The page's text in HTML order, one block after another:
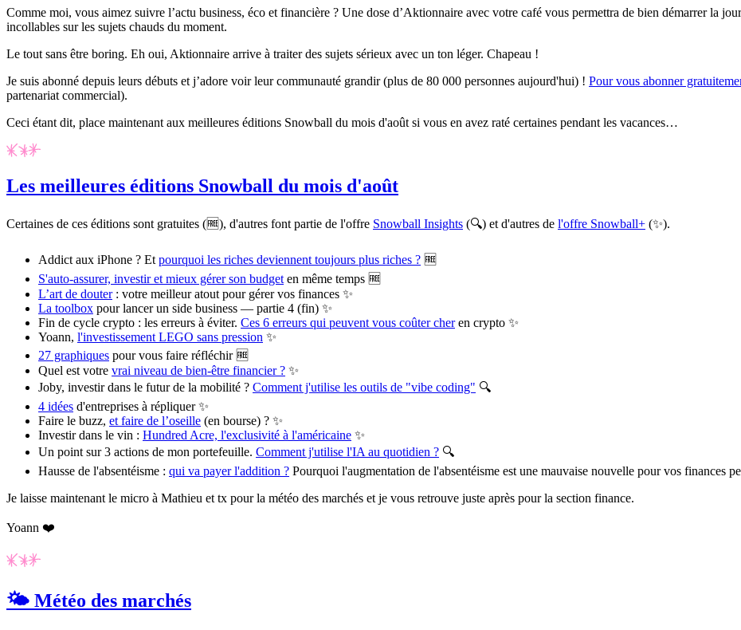
Comme moi, vous aimez suivre l’actu business, éco et financière ? Une dose d’Aktionnaire avec votre café vous permettra de bien démarrer la
incollables sur les sujets chauds du moment.
Le tout sans être boring. Eh oui, Aktionnaire arrive à traiter des sujets sérieux avec un ton léger. Chapeau !
Je suis abonné depuis leurs débuts et j’adore voir leur communauté grandir (plus de 80 000 personnes aujourd'hui) ! Pour vous abonner
partenariat commercial).
Ceci étant dit, place maintenant aux meilleures éditions Snowball du mois d'août si vous en avez raté certaines pendant les vacances…
Les meilleures éditions Snowball du mois d'août
Certaines de ces éditions sont gratuites (🆓), d'autres font partie de l'offre Snowball Insights (🔍) et d'autres de l'offre Snowball+ (✨).
Addict aux iPhone ? Et pourquoi les riches deviennent toujours plus riches ? 🆓
S'auto-assurer, investir et mieux gérer son budget en même temps 🆓
L’art de douter: votre meilleur atout pour gérer vos finances ✨
La toolbox pour lancer un side business — partie 4 (fin) ✨
Fin de cycle crypto : les erreurs à éviter. Ces 6 erreurs qui peuvent vous coûter cheren crypto ✨
Yoann, l'investissement LEGO sans pression ✨
27 graphiques pour vous faire réfléchir 🆓
Quel est votre vrai niveau de bien-être financier ? ✨
Joby, investir dans le futur de la mobilité ? Comment j'utilise les outils de "vibe coding" 🔍
4 idées d'entreprises à répliquer ✨
Faire le buzz, et faire de l’oseille (en bourse) ? ✨
Investir dans le vin : Hundred Acre, l'exclusivité à l'américaine ✨
Un point sur 3 actions de mon portefeuille. Comment j'utilise l'IA au quotidien ? 🔍
Hausse de l'absentéisme : qui va payer l'addition ? Pourquoi l'augmentation de l'absentéisme est une mauvaise nouvelle pour vos finances
Je laisse maintenant le micro à Mathieu et tx pour la météo des marchés et je vous retrouve juste après pour la section finance.
Yoann ❤️
🌤️ Météo des marchés